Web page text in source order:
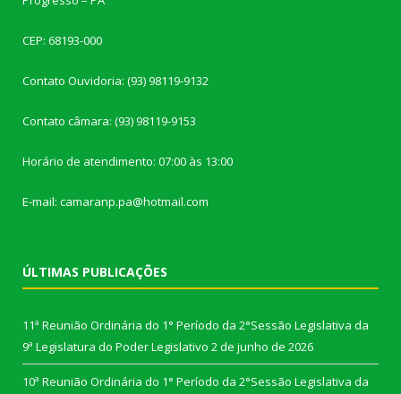
CEP: 68193-000
Contato Ouvidoria: (93) 98119-9132
Contato câmara: (93) 98119-9153
Horário de atendimento: 07:00 às 13:00
E-mail: camaranp.pa@hotmail.com
ÚLTIMAS PUBLICAÇÕES
11ª Reunião Ordinária do 1° Período da 2°Sessão Legislativa da
9ª Legislatura do Poder Legislativo 2 de junho de 2026
10ª Reunião Ordinária do 1° Período da 2°Sessão Legislativa da